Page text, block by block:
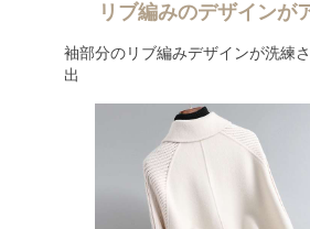
リブ編みのデザインが
袖部分のリブ編みデザインが洗練
出